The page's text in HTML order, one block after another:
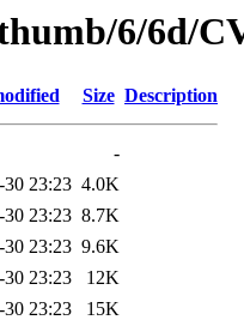
6/6d/
Size Description
-
23:23 4.0K
23:23 8.7K
23:23 9.6K
23:23
12K
23:23
15K